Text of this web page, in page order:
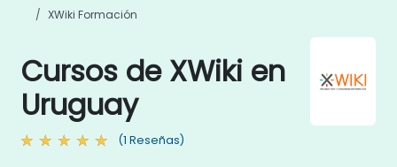
XWiki Formación
Cursos de XWiki en
Uruguay
(1 Reseñas)